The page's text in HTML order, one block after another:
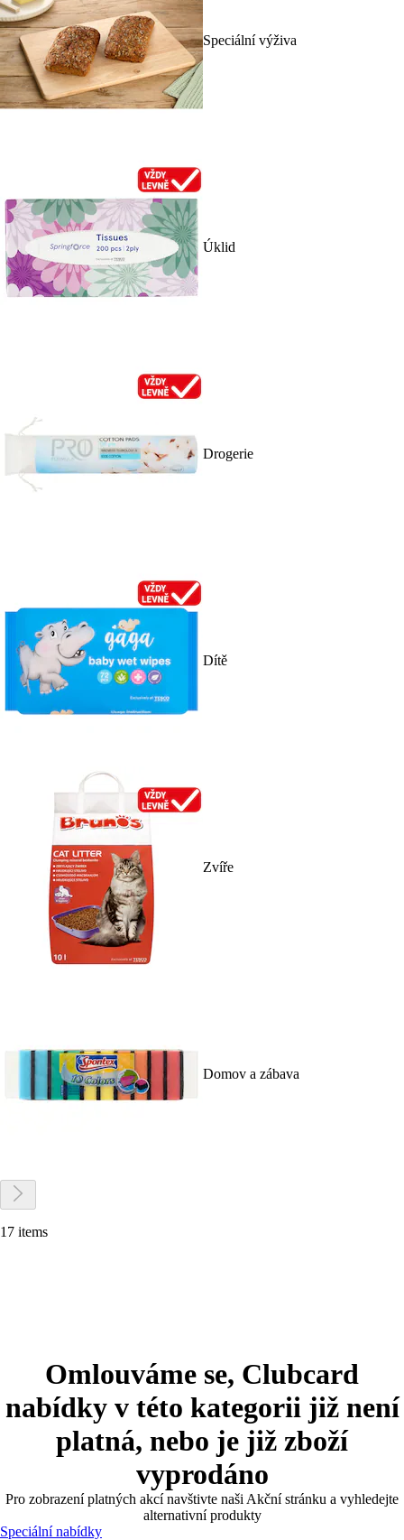
Speciální výživa
Úklid
Drogerie
Dítě
Zvíře
Domov a zábava
17 items
Omlouváme se, Clubcard
nabídky v této kategorii již není
platná, nebo je již zboží
vyprodáno
Pro zobrazení platných akcí navštivte naši Akční stránku a vyhledejte
alternativní produkty
Speciální nabídky